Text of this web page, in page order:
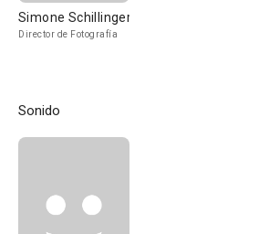
Simone Schillinger
Director de Fotografía
Sonido